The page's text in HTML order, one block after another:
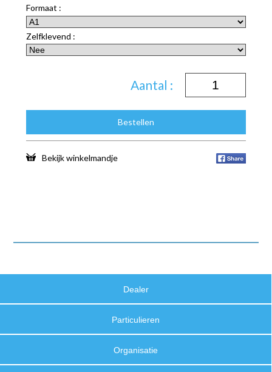
Formaat :
Zelfklevend :
Aantal :
Bestellen
Bekijk winkelmandje
Dealer
Particulieren
Organisatie